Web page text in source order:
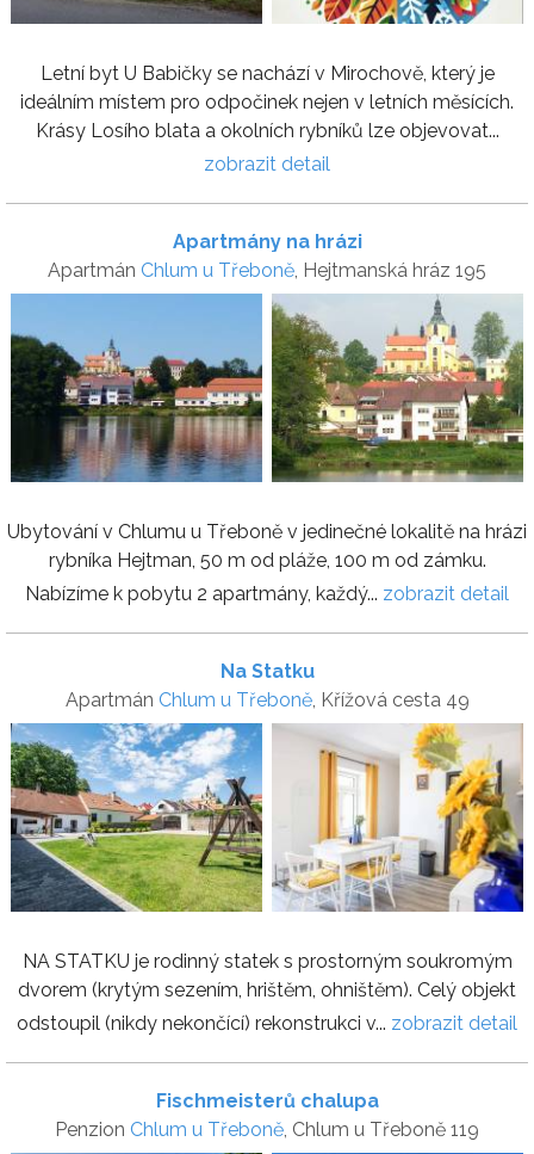
Letní byt U Babičky se nachází v Mirochově, který je
ideálním místem pro odpočinek nejen v letních měsících.
Krásy Losího blata a okolních rybníků lze objevovat...
zobrazit detail
Apartmány na hrázi
Apartmán Chlum u Třeboně, Hejtmanská hráz 195
Ubytování v Chlumu u Třeboně v jedinečné lokalitě na hrázi
rybníka Hejtman, 50 m od pláže, 100 m od zámku.
Nabízíme k pobytu 2 apartmány, každý... zobrazit detail
Na Statku
Apartmán Chlum u Třeboně, Křížová cesta 49
NA STATKU je rodinný statek s prostorným soukromým
dvorem (krytým sezením, hrištěm, ohništěm). Celý objekt
odstoupil (nikdy nekončící) rekonstrukci v... zobrazit detail
Fischmeisterů chalupa
Penzion Chlum u Třeboně, Chlum u Třeboně 119